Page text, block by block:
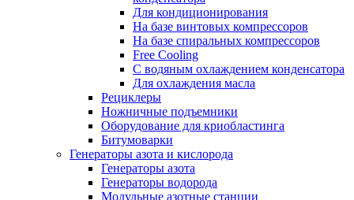
Для кондиционирования
На базе винтовых компрессоров
На базе спиральных компрессоров
Free Cooling
С водяным охлаждением конденсатора
Для охлаждения масла
Рециклеры
Ножничные подъемники
Оборудование для криобластинга
Битумоварки
Генераторы азота и кислорода
Генераторы азота
Генераторы водорода
Модульные азотные станции